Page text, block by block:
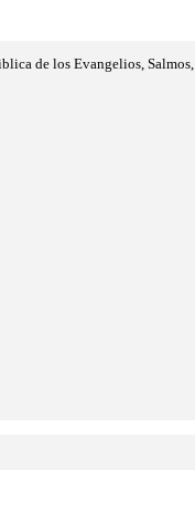
de los Evangelios, Salmos,